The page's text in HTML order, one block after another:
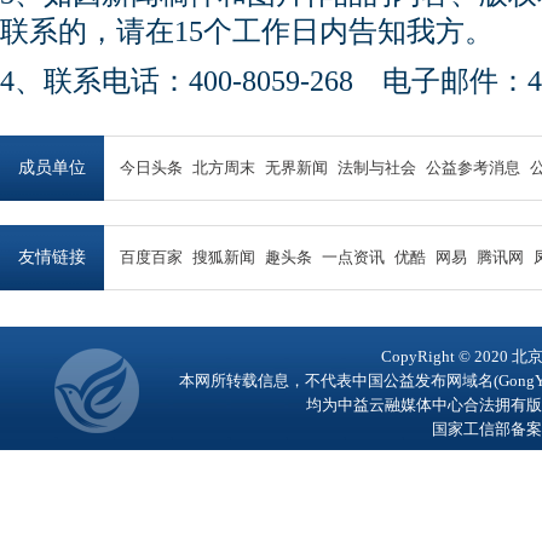
联系的，请在15个工作日内告知我方。
4、联系电话：400-8059-268 电子邮件：
成员单位 今日头条 北方周末 无界新闻 法制与社会 公益参考消息
友情链接 百度百家 搜狐新闻 趣头条 一点资讯 优酷 网易 腾讯网
CopyRight © 2020 北
本网所转载信息，不代表中国公益发布网域名
均为中益云融媒体中心合法拥有
国家工信部备